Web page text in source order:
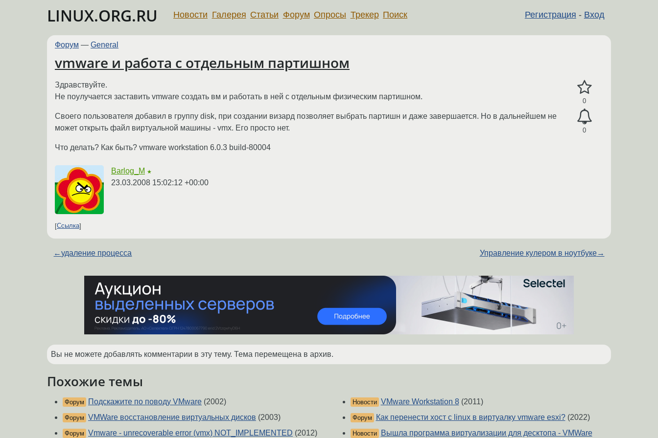
LINUX.ORG.RU Регистрация - Вход
Новости Галерея Статьи Форум Опросы Трекер Поиск
Форум — General
vmware и работа с отдельным партишном
0
0
Здравствуйте.
Не поулучается заставить vmware создать вм и работать в ней с отдельным физическим партишном.
Своего пользователя добавил в группу disk, при создании визард позволяет выбрать партишн и даже завершается. Но в дальнейшем не
может открыть файл виртуальной машины - vmx. Его просто нет.
Что делать? Как быть? vmware workstation 6.0.3 build-80004
Barlog_M ★
23.03.2008 15:02:12 +00:00
Ссылка
←удаление процесса Управление кулером в ноутбуке→
Вы не можете добавлять комментарии в эту тему. Тема перемещена в архив.
Похожие темы
Форум Подскажите по поводу VMware (2002)
Форум VMWare восстановление виртуальных дисков (2003)
Форум Vmware - unrecoverable error (vmx) NOT_IMPLEMENTED (2012)
Новости VMware Workstation 8(2011)
Форум Как перенести хост с linux в виртуалку vmware esxi?(2022)
Новости Вышла программа виртуализации для десктопа - VMWare